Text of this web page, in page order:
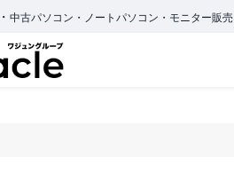
・ 中古パソコン・ノートパソコン・モニター販売